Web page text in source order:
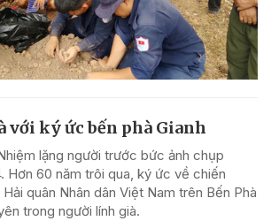
với ký ức bến phà Gianh
lặng người trước bức ảnh chụp
Hơn 60 năm trôi qua, ký ức về chiến
quân Nhân dân Việt Nam trên Bến Phà
trong người lính già.